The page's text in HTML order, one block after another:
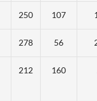
250 107
278 56
212 160